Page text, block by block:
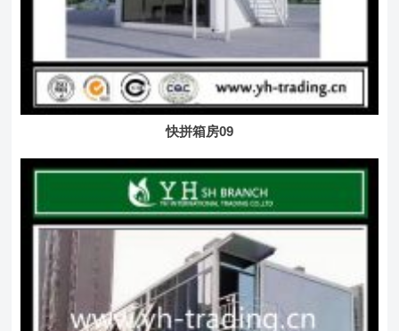
快拼箱房09